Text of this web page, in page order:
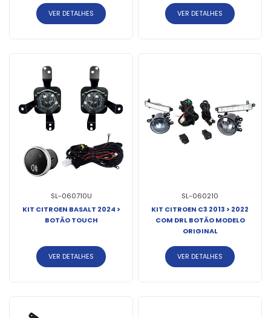
VER DETALHES VER DETALHES
SL-060710U
KIT CITROEN BASALT 2024 >
BOTÃO TOUCH
VER DETALHES
SL-060210
KIT CITROEN C3 2013 > 2022
COM DRL BOTÃO MODELO
ORIGINAL
VER DETALHES